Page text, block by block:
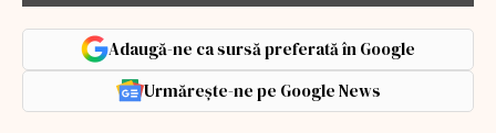
Adaugă-ne ca sursă preferată în Google
Urmărește-ne pe Google News